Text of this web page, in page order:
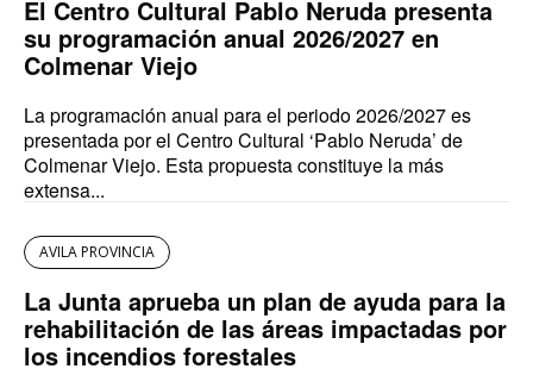
El Centro Cultural Pablo Neruda presenta
su programación anual 2026/2027 en
Colmenar Viejo
La programación anual para el periodo 2026/2027 es
presentada por el Centro Cultural ‘Pablo Neruda’ de
Colmenar Viejo. Esta propuesta constituye la más
extensa...
AVILA PROVINCIA
La Junta aprueba un plan de ayuda para la
rehabilitación de las áreas impactadas por
los incendios forestales